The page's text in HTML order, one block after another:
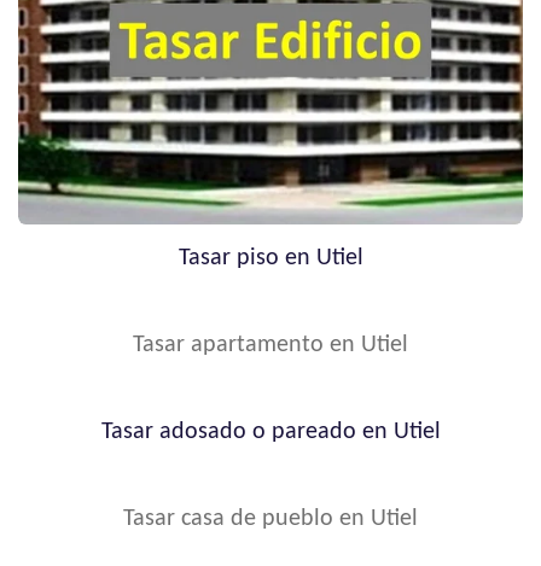
Tasar piso en Utiel
Tasar apartamento en Utiel
Tasar adosado o pareado en Utiel
Tasar casa de pueblo en Utiel